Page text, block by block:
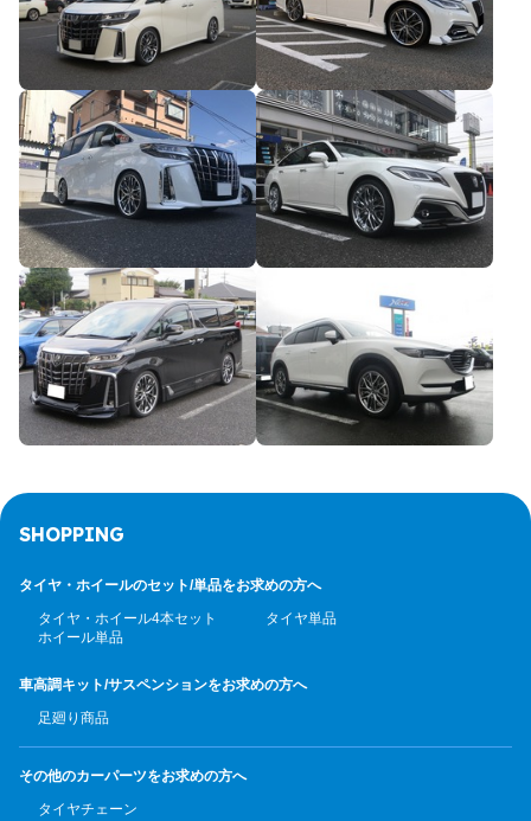
SHOPPING
タイヤ・ホイールのセット/単品をお求めの方へ
タイヤ・ホイール4本セット
タイヤ単品
ホイール単品
車高調キット/サスペンションをお求めの方へ
足廻り商品
その他のカーパーツをお求めの方へ
タイヤチェーン